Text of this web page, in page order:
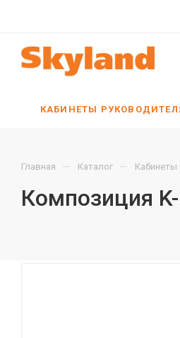
КАБИНЕТЫ
Главная — Каталог — Кабинеты
Композиция